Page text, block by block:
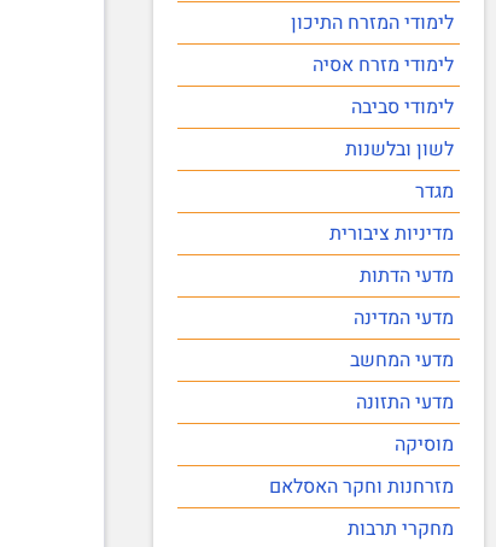
לימודי המזרח התיכון
לימודי מזרח אסיה
לימודי סביבה
לשון ובלשנות
מגדר
מדיניות ציבורית
מדעי הדתות
מדעי המדינה
מדעי המחשב
מדעי התזונה
מוסיקה
מזרחנות וחקר האסלאם
מחקרי תרבות